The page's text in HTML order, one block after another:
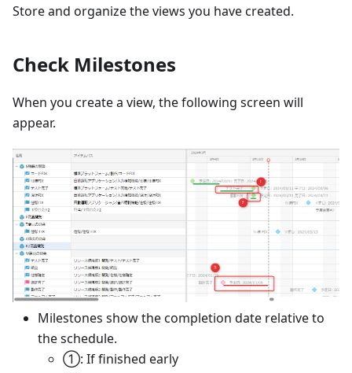
Store and organize the views you have created.
Check Milestones
When you create a view, the following screen will
appear.
Milestones show the completion date relative to
the schedule.
①: If finished early